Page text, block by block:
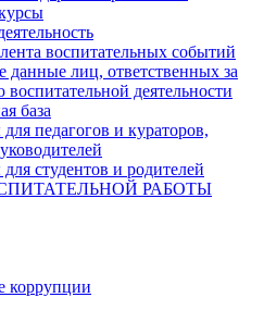
воспитательных событий
данные лиц, ответственных за
воспитательной деятельности
база
педагогов и кураторов,
студентов и родителей
РАБОТЫ
коррупции